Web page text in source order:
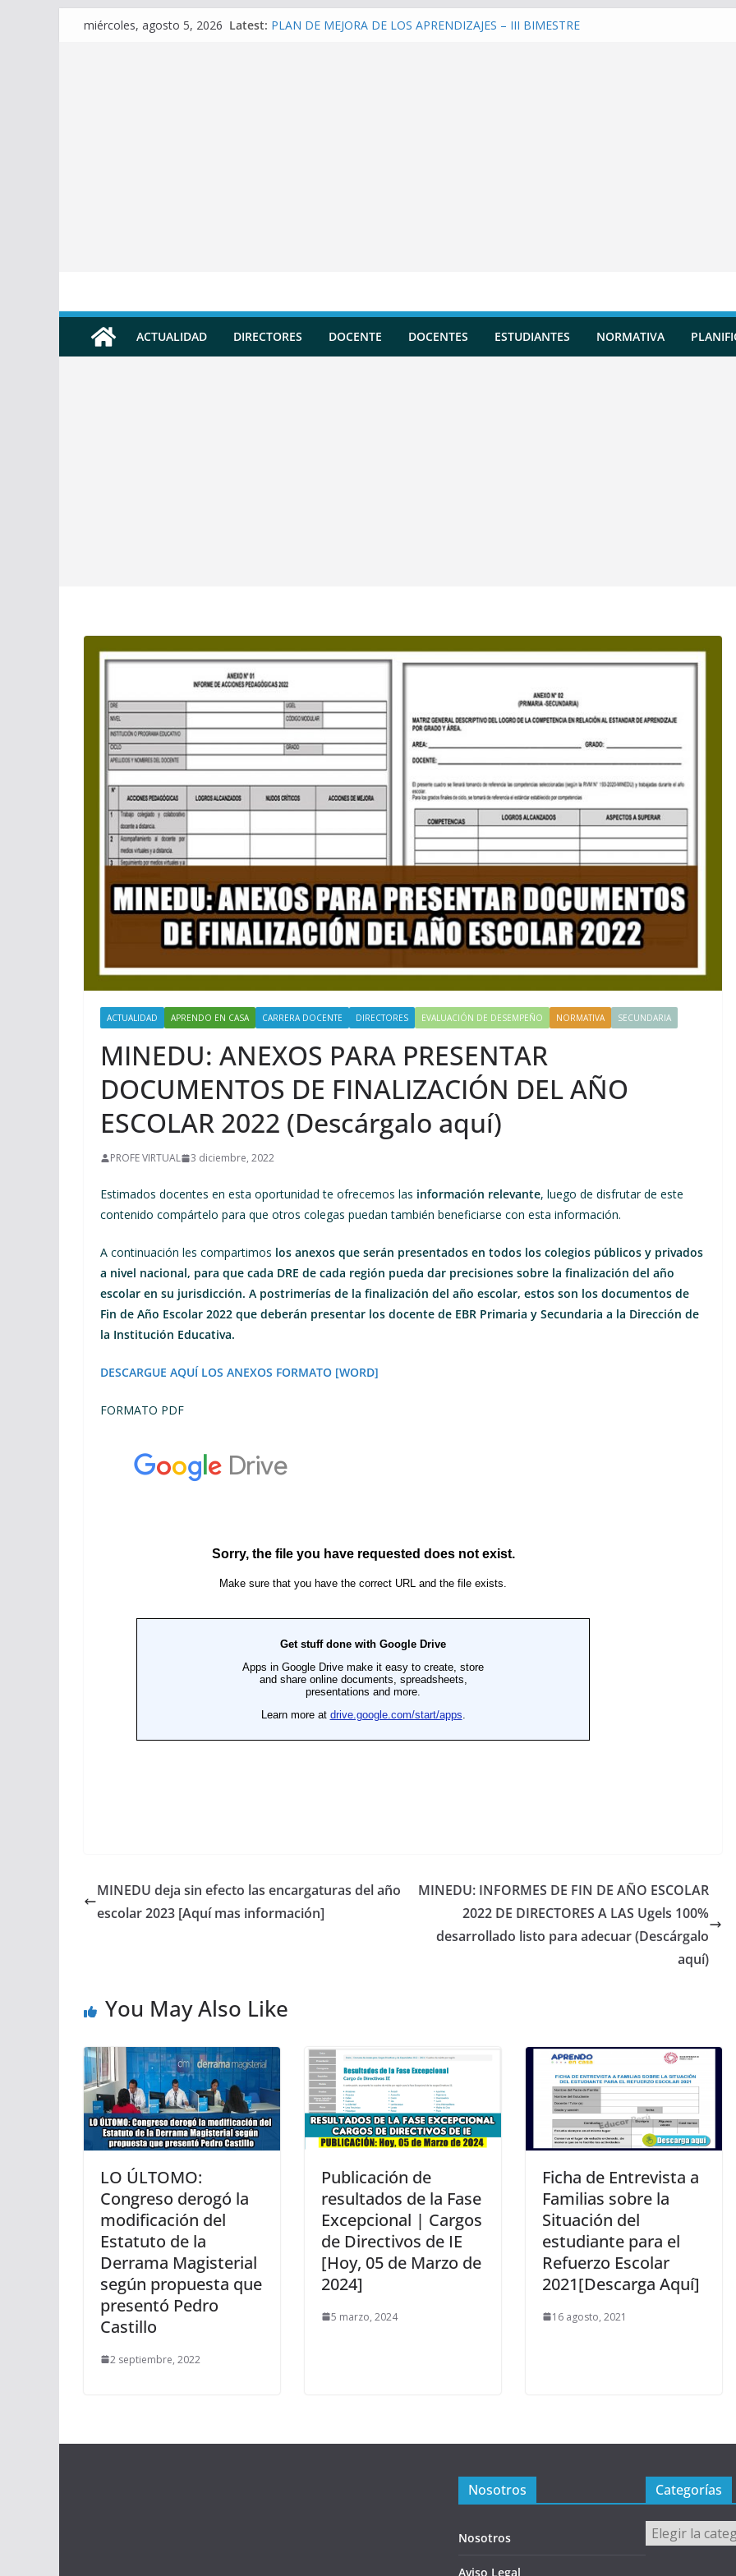
Skipmiércoles, agosto 5, 2026 Latest: PLAN DE MEJORA DE LOS APRENDIZAJES – III BIMESTRE
ACTUALIDAD DIRECTORES DOCENTE DOCENTES ESTUDIANTES NORMATIVA
ACTUALIDAD APRENDO EN CASA CARRERA DOCENTE DIRECTORES EVALUACIÓN DE DESEMPEÑO NORMATIVA SECUNDARIA
MINEDU: ANEXOS PARA PRESENTAR
DOCUMENTOS DE FINALIZACIÓN DEL AÑO
ESCOLAR 2022 (Descárgalo aquí)
PROFE VIRTUAL 3 diciembre, 2022
Estimados docentes en esta oportunidad te ofrecemos las información relevante, luego de disfrutar de este
contenido compártelo para que otros colegas puedan también beneficiarse con esta información.
A continuación les compartimos los anexos que serán presentados en todos los colegios públicos y privados
a nivel nacional, para que cada DRE de cada región pueda dar precisiones sobre la finalización del año
escolar en su jurisdicción. A postrimerías de la finalización del año escolar, estos son los documentos de
Fin de Año Escolar 2022 que deberán presentar los docente de EBR Primaria y Secundaria a la Dirección de
la Institución Educativa.
DESCARGUE AQUÍ LOS ANEXOS FORMATO [WORD]
FORMATO PDF
MINEDU deja sin efecto las encargaturas del año
escolar 2023 [Aquí mas información]
MINEDU: INFORMES DE FIN DE AÑO ESCOLAR
2022 DE DIRECTORES A LAS Ugels 100%
desarrollado listo para adecuar (Descárgalo
aquí)
You May Also Like
LO ÚLTOMO:
Congreso derogó la
modificación del
Estatuto de la
Derrama Magisterial
según propuesta que
presentó Pedro
Castillo
2 septiembre, 2022
Publicación de
resultados de la Fase
Excepcional | Cargos
de Directivos de IE
[Hoy, 05 de Marzo de
2024]
5 marzo, 2024
Ficha de Entrevista a
Familias sobre la
Situación del
estudiante para el
Refuerzo Escolar
2021[Descarga Aquí]
16 agosto, 2021
Nosotros
Nosotros
Aviso Legal
Categorías
Categorías